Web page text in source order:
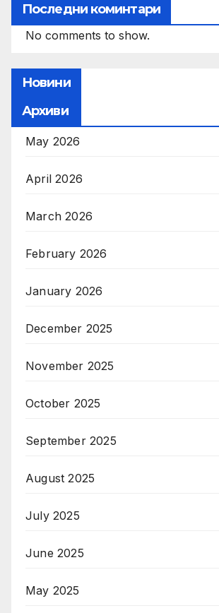
Последни коминтари
No comments to show.
Новини
Архиви
May 2026
April 2026
March 2026
February 2026
January 2026
December 2025
November 2025
October 2025
September 2025
August 2025
July 2025
June 2025
May 2025